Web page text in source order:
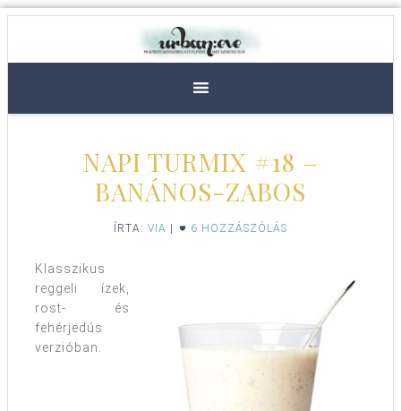
NAPI TURMIX #18 –
BANÁNOS-ZABOS
ÍRTA: VIA 6 HOZZÁSZÓLÁS
Klasszikus
reggeli ízek,
rost- és
fehérjedús
verzióban.